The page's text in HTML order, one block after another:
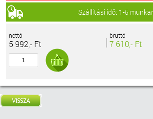
Szállítási idő: 1-5
nettó
5 992,- Ft
bruttó
7 610,- Ft